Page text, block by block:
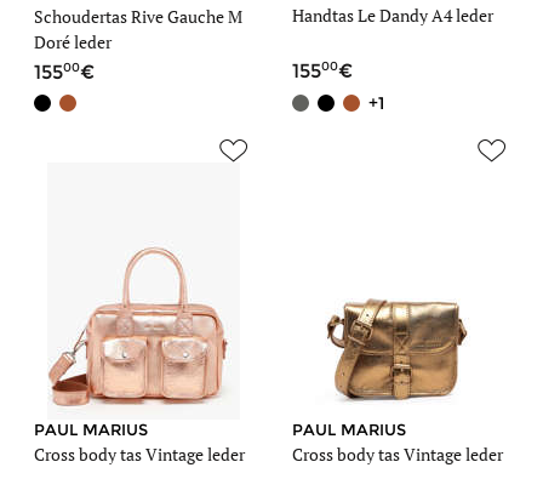
Schoudertas Rive Gauche M
Doré leder
15500
Handtas Le Dandy A4 leder
15500
+1
PAUL MARIUS
Cross body tas Vintage leder
PAUL MARIUS
Cross body tas Vintage leder